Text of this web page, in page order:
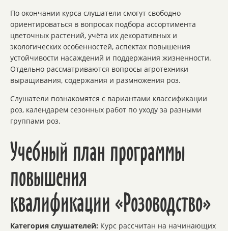
По окончании курса слушатели смогут свободно
ориентироваться в вопросах подбора ассортимента
цветочных растений, учёта их декоративных и
экологических особенностей, аспектах повышения
устойчивости насаждений и поддержания жизненности.
Отдельно рассматриваются вопросы агротехники
выращивания, содержания и размножения роз.
Слушатели познакомятся с вариантами классификации
роз, календарем сезонных работ по уходу за разными
группами роз.
Учебный план программы
повышения
квалификации «Розоводство»
Категория слушателей: Курс рассчитан на начинающих